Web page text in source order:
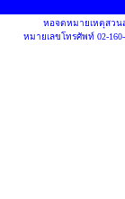
หอจดหมายเหตุสว
หมายเลขโทรศัพท์ 02-160-